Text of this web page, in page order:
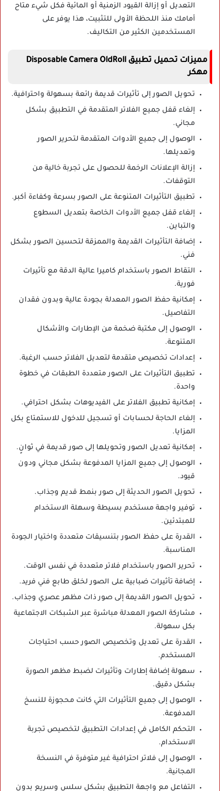
التعديل أو إزالة القيود الزمنية أو المائية فكل شيء متاح
أمامك منذ اللحظة الأولى للتثبيت، هذا يوفر على
المستخدمين الكثير من التكاليف.
مميزات تحميل تطبيق Disposable Camera OldRoll
مهكر
تحويل الصور إلى تأثيرات قديمة رائعة بسهولة واحترافية.
إلغاء قفل جميع الفلاتر المتقدمة في التطبيق بشكل
مجاني.
الوصول إلى جميع الأدوات المتقدمة لتحرير الصور
وتعديلها.
إزالة الإعلانات الرخمة للحصول على تجربة خالية من
التوقفات.
تطبيق التأثيرات المتنوعة على الصور بسرعة وكفاءة أكبر.
إلغاء قفل جميع الأدوات الخاصة بتعديل السطوع
والتباين.
إضافة التأثيرات القديمة والممزقة لتحسين الصور بشكل
فني.
التقاط الصور باستخدام كاميرا عالية الدقة مع تأثيرات
فورية.
إمكانية حفظ الصور المعدلة بجودة عالية وبدون فقدان
التفاصيل.
الوصول إلى مكتبة ضخمة من الإطارات والأشكال
المتنوعة.
إعدادات تخصيص متقدمة لتعديل الفلاتر حسب الرغبة.
تطبيق التأثيرات على الصور متعددة الطبقات في خطوة
واحدة.
إمكانية تطبيق الفلاتر على الفيديوهات بشكل احترافي.
إلغاء الحاجة لحسابات أو تسجيل للدخول للاستمتاع بكل
المزايا.
إمكانية تعديل الصور وتحويلها إلى صور قديمة في ثوانٍ.
الوصول إلى جميع المزايا المدفوعة بشكل مجاني ودون
قيود.
تحويل الصور الحديثة إلى صور بنمط قديم وجذاب.
توفير واجهة مستخدم بسيطة وسهلة الاستخدام
للمبتدئين.
القدرة على حفظ الصور بتنسيقات متعددة واختيار الجودة
المناسبة.
تحرير الصور باستخدام فلاتر متعددة في نفس الوقت.
إضافة تأثيرات ضبابية على الصور لخلق طابع فني فريد.
تحويل الصور القديمة إلى صور ذات مظهر عصري وجذاب.
مشاركة الصور المعدلة مباشرة عبر الشبكات الاجتماعية
بكل سهولة.
القدرة على تعديل وتخصيص الصور حسب احتياجات
المستخدم.
سهولة إضافة إطارات وتأثيرات لضبط مظهر الصورة
بشكل دقيق.
الوصول إلى جميع التأثيرات التي كانت محجوزة للنسخ
المدفوعة.
التحكم الكامل في إعدادات التطبيق لتخصيص تجربة
الاستخدام.
الوصول إلى فلاتر احترافية غير متوفرة في النسخة
المجانية.
التفاعل مع واجهة التطبيق بشكل سلس وسريع بدون